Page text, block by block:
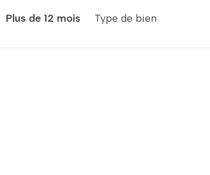
Plus de 12 mois
Type de bien